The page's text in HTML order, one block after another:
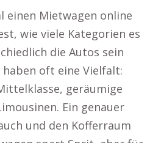
einen Mietwagen online
wie viele Kategorien es
die Autos sein
haben oft eine Vielfalt:
geräumige
Ein genauer
und den Kofferraum